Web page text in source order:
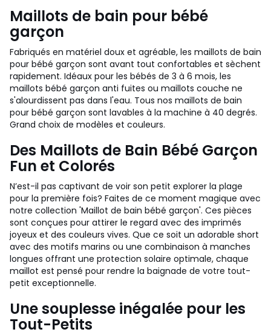
Maillots de bain pour bébé
garçon
Fabriqués en matériel doux et agréable, les maillots de bain
pour bébé garçon sont avant tout confortables et sèchent
rapidement. Idéaux pour les bébés de 3 à 6 mois, les
maillots bébé garçon anti fuites ou maillots couche ne
s'alourdissent pas dans l'eau. Tous nos maillots de bain
pour bébé garçon sont lavables à la machine à 40 degrés.
Grand choix de modèles et couleurs.
Des Maillots de Bain Bébé Garçon
Fun et Colorés
N’est-il pas captivant de voir son petit explorer la plage
pour la première fois? Faites de ce moment magique avec
notre collection 'Maillot de bain bébé garçon'. Ces pièces
sont conçues pour attirer le regard avec des imprimés
joyeux et des couleurs vives. Que ce soit un adorable short
avec des motifs marins ou une combinaison à manches
longues offrant une protection solaire optimale, chaque
maillot est pensé pour rendre la baignade de votre tout-
petit exceptionnelle.
Une souplesse inégalée pour les
Tout-Petits